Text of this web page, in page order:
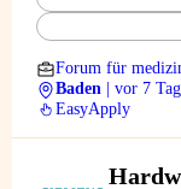
Forum für
Baden
| vor 7
EasyApply